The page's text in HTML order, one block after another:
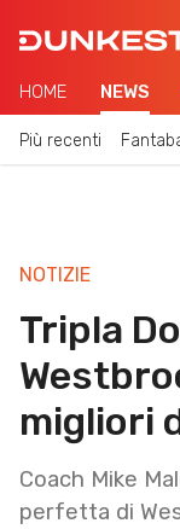
HOME NEWS
Più recenti
NOTIZIE
Tripla
migliori
Coach Mike
perfetta di